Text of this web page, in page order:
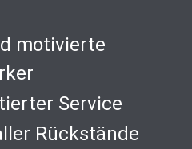
motivierte
Service
Rückstände